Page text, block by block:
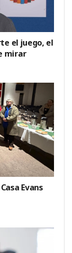
el juego, el
mirar
Evans